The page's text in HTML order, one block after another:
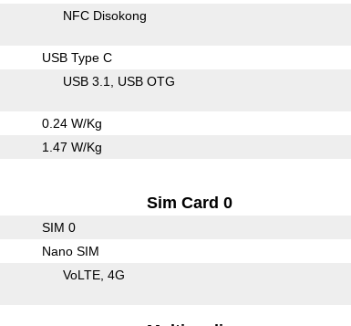
NFC Disokong
USB Type C
USB 3.1 USB OTG
0.24 W/Kg
1.47 W/Kg
Sim Card 0
SIM 0
Nano SIM
VoLTE 4G